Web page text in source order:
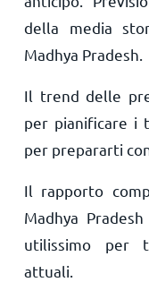
della media
Madhya Pradesh.
Il trend delle
per pianificare i
per prepararti
Il rapporto
Madhya
utilissimo per
attuali.